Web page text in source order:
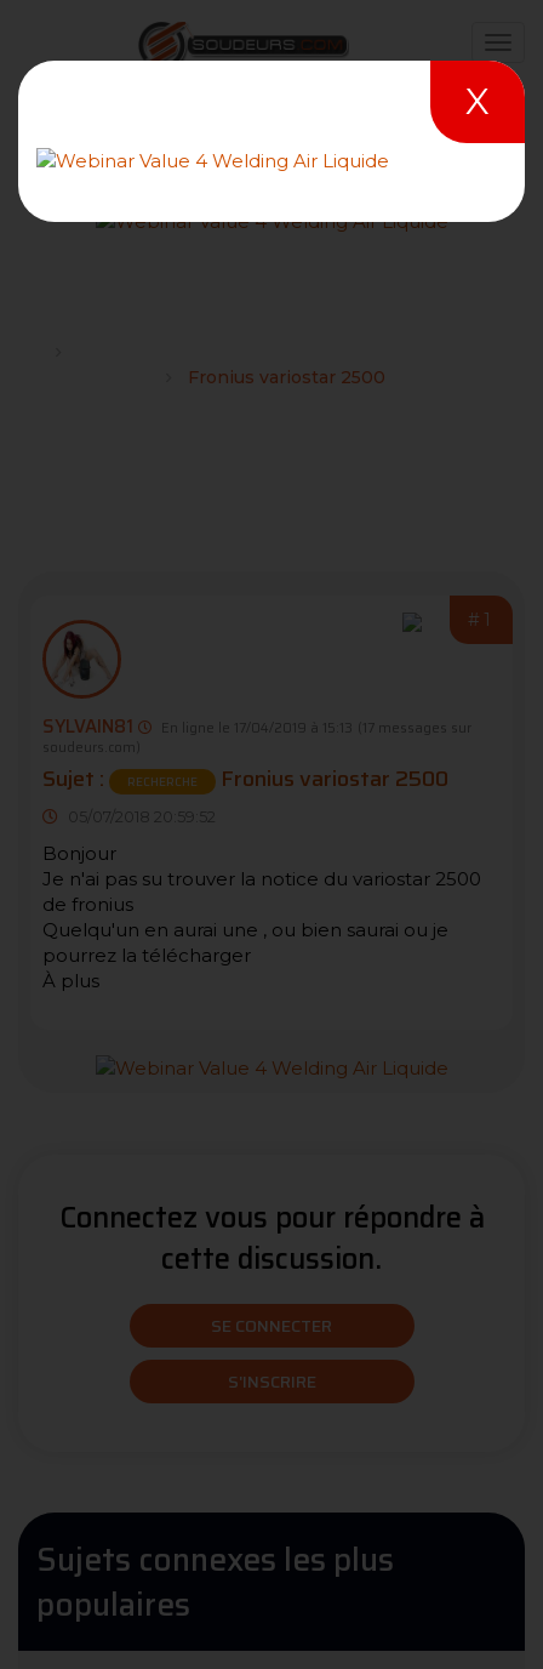
Fronius variostar 2500
#1
SYLVAIN81 En ligne le 17/04/2019 à 15:13
(17 messages sur
soudeurs.com)
Sujet : RECHERCHE Fronius variostar 2500
05/07/2018 20:59:52
Bonjour
Je n'ai pas su trouver la notice du variostar 2500
de fronius
Quelqu'un en aurai une , ou bien saurai ou je
pourrez la télécharger
À plus
Connectez vous pour répondre à
cette discussion.
SE CONNECTER
S'INSCRIRE
Sujets connexes les plus
populaires
X